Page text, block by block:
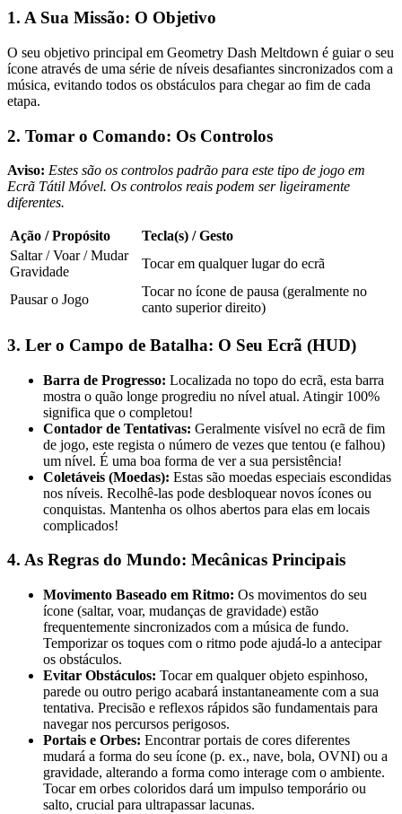
1. A Sua Missão: O Objetivo
O seu objetivo principal em Geometry Dash Meltdown é guiar o seu
ícone através de uma série de níveis desafiantes sincronizados com a
música, evitando todos os obstáculos para chegar ao fim de cada
etapa.
2. Tomar o Comando: Os Controlos
Aviso: Estes são os controlos padrão para este tipo de jogo em
Ecrã Tátil Móvel. Os controlos reais podem ser ligeiramente
diferentes.
Ação / Propósito
Tecla(s) / Gesto
Saltar / Voar / Mudar
Gravidade
Tocar em qualquer lugar do ecrã
Pausar o Jogo
Tocar no ícone de pausa (geralmente no
canto superior direito)
3. Ler o Campo de Batalha: O Seu Ecrã (HUD)
Barra de Progresso: Localizada no topo do ecrã, esta barra
mostra o quão longe progrediu no nível atual. Atingir 100%
significa que o completou!
Contador de Tentativas: Geralmente visível no ecrã de fim
de jogo, este regista o número de vezes que tentou (e falhou)
um nível. É uma boa forma de ver a sua persistência!
Coletáveis (Moedas): Estas são moedas especiais escondidas
nos níveis. Recolhê-las pode desbloquear novos ícones ou
conquistas. Mantenha os olhos abertos para elas em locais
complicados!
4. As Regras do Mundo: Mecânicas Principais
Movimento Baseado em Ritmo: Os movimentos do seu
ícone (saltar, voar, mudanças de gravidade) estão
frequentemente sincronizados com a música de fundo.
Temporizar os toques com o ritmo pode ajudá-lo a antecipar
os obstáculos.
Evitar Obstáculos: Tocar em qualquer objeto espinhoso,
parede ou outro perigo acabará instantaneamente com a sua
tentativa. Precisão e reflexos rápidos são fundamentais para
navegar nos percursos perigosos.
Portais e Orbes: Encontrar portais de cores diferentes
mudará a forma do seu ícone (p. ex., nave, bola, OVNI) ou a
gravidade, alterando a forma como interage com o ambiente.
Tocar em orbes coloridos dará um impulso temporário ou
salto, crucial para ultrapassar lacunas.